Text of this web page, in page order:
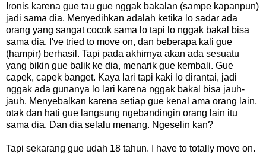
Ironis karena gue tau gue nggak bakalan (sampe kapanpun)
jadi sama dia. Menyedihkan adalah ketika lo sadar ada
orang yang sangat cocok sama lo tapi lo nggak bakal bisa
sama dia. I've tried to move on, dan beberapa kali gue
(hampir) berhasil. Tapi pada akhirnya akan ada sesuatu
yang bikin gue balik ke dia, menarik gue kembali. Gue
capek, capek banget. Kaya lari tapi kaki lo dirantai, jadi
nggak ada gunanya lo lari karena nggak bakal bisa jauh-
jauh. Menyebalkan karena setiap gue kenal ama orang lain,
otak dan hati gue langsung ngebandingin orang lain itu
sama dia. Dan dia selalu menang. Ngeselin kan?
Tapi sekarang gue udah 18 tahun. I have to totally move on.